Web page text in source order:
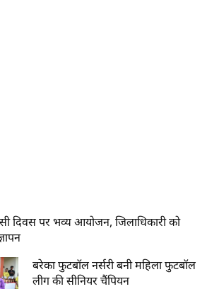
दिवस पर भव्य आयोजन, जिलाधिकारी को
बरेका फुटबॉल नर्सरी बनी महिला फुटबॉल
लीग की सीनियर चैंपियन